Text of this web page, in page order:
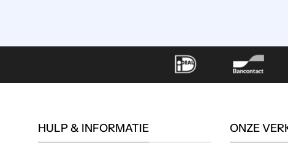
HULP & INFORMATIE ONZE